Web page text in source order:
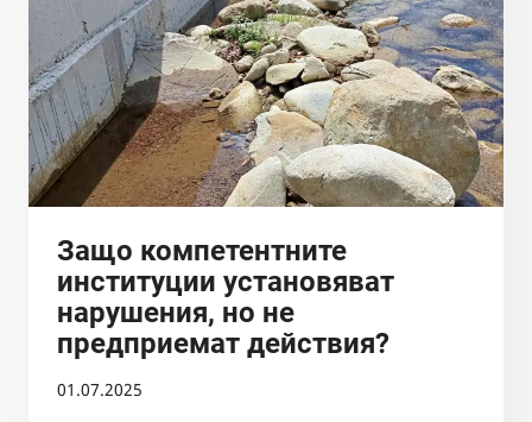
Защо компетентните
институции установяват
нарушения, но не
предприемат действия?
01.07.2025